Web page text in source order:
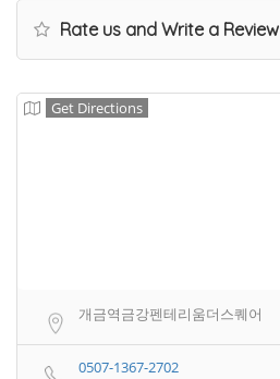
Rate us and Write a Review
Get Directions
개금역금강펜테리움더스퀘어
0507-1367-2702